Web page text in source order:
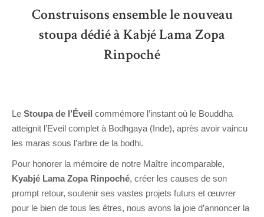
Construisons ensemble le nouveau
stoupa dédié à Kabjé Lama Zopa
Rinpoché
Le Stoupa de l’Éveil commémore l’instant où le Bouddha
atteignit l’Eveil complet à Bodhgaya (Inde), après avoir vaincu
les maras sous l’arbre de la bodhi.
Pour honorer la mémoire de notre Maître incomparable,
Kyabjé Lama Zopa Rinpoché, créer les causes de son
prompt retour, soutenir ses vastes projets futurs et œuvrer
pour le bien de tous les êtres, nous avons la joie d’annoncer la